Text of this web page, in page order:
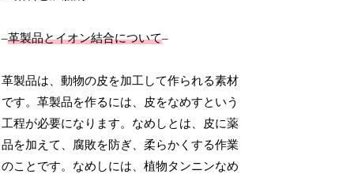
–革製品とイオン結合について–
革製品は、動物の皮を加工して作られる素材
です。革製品を作るには、皮をなめすという
工程が必要になります。なめしとは、皮に薬
品を加えて、腐敗を防ぎ、柔らかくする作業
のことです。なめしには、植物タンニンなめ